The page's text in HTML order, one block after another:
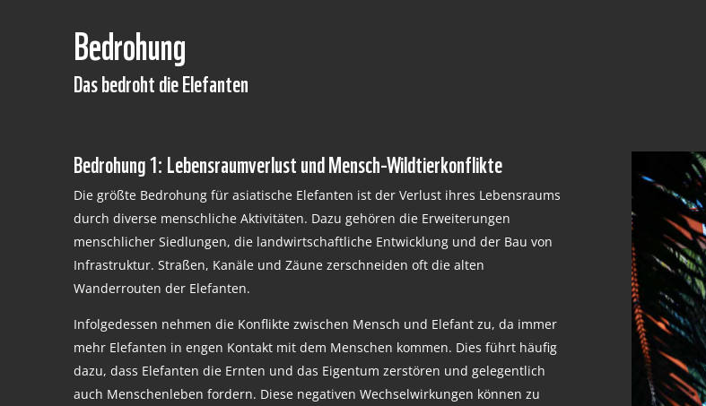
Bedrohung
Das bedroht die Elefanten
Bedrohung 1: Lebensraumverlust und Mensch-Wildtierkonflikte
Die größte Bedrohung für asiatische Elefanten ist der Verlust ihres Lebensraums
durch diverse menschliche Aktivitäten. Dazu gehören die Erweiterungen
menschlicher Siedlungen, die landwirtschaftliche Entwicklung und der Bau von
Infrastruktur. Straßen, Kanäle und Zäune zerschneiden oft die alten
Wanderrouten der Elefanten.
Infolgedessen nehmen die Konflikte zwischen Mensch und Elefant zu, da immer
mehr Elefanten in engen Kontakt mit dem Menschen kommen. Dies führt häufig
dazu, dass Elefanten die Ernten und das Eigentum zerstören und gelegentlich
auch Menschenleben fordern. Diese negativen Wechselwirkungen können zu